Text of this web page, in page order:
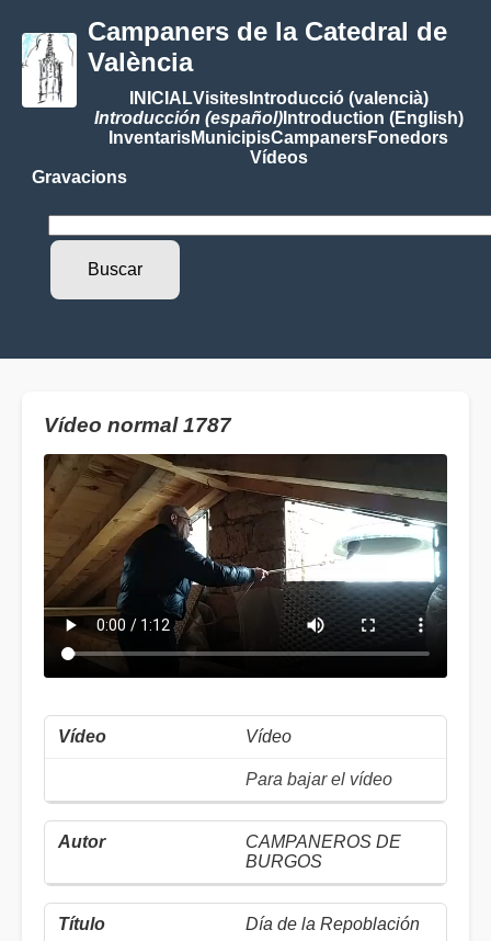
Campaners de la Catedral de
València
INICIALVisitesIntroducció (valencià)
Introducción (español)Introduction (English)
InventarisMunicipisCampanersFonedors
Vídeos
Gravacions
Vídeo normal 1787
Vídeo
Para bajar el vídeo
CAMPANEROS DE
BURGOS
Día de la Repoblación